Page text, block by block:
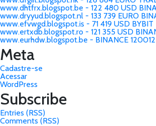
www.dhtfrx.blogspot.be - 122 480 USD
www.dryyud.blogspot.nl - 133 739 EURO
www.efvwgd.blogspot.is - 71 419 USD BYBIT
www.ertxdb.blogspot.ro - 121 355 USD
www.eurhdw.blogspot.be - BINANCE
Meta
Cadastre-se
Acessar
WordPress
Subscribe
Entries (RSS)
Comments (RSS)